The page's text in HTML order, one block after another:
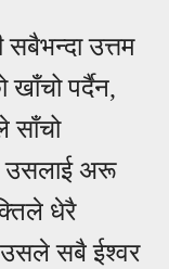
सबैभन्दा उत्तम
पर्दैन,
साँचो
उसलाई अरू
धेरै
उसले सबै ईश्वर